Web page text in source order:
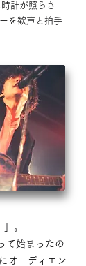
計が照らさ
を歓声と拍手
。
て始まったの
オーディエン